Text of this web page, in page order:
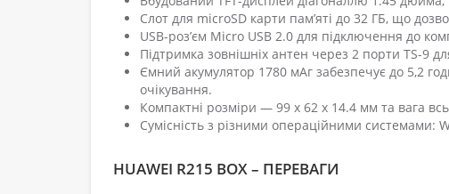
Слот для microSD карти пам’яті до 32 ГБ, що
USB-роз’єм Micro USB 2.0 для підключення до
Підтримка зовнішніх антен через 2 порти TS-9
Ємний акумулятор 1780 мАг забезпечує до 5,2
очікування.
Компактні розміри — 99 х 62 х 14.4 мм та вага
Сумісність з різними операційними системами:
HUAWEI R215 BOX – ПЕРЕВАГИ